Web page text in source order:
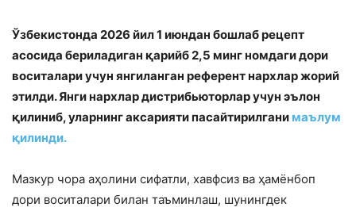
Ўзбекистонда 2026 йил 1 июндан бошлаб рецепт
асосида бериладиган қарийб 2,5 минг номдаги дори
воситалари учун янгиланган референт нархлар жорий
этилди. Янги нархлар дистрибьюторлар учун эълон
қилиниб, уларнинг аксарияти пасайтирилгани маълум
қилинди.
Мазкур чора аҳолини сифатли, хавфсиз ва ҳамёнбоп
дори воситалари билан таъминлаш, шунингдек